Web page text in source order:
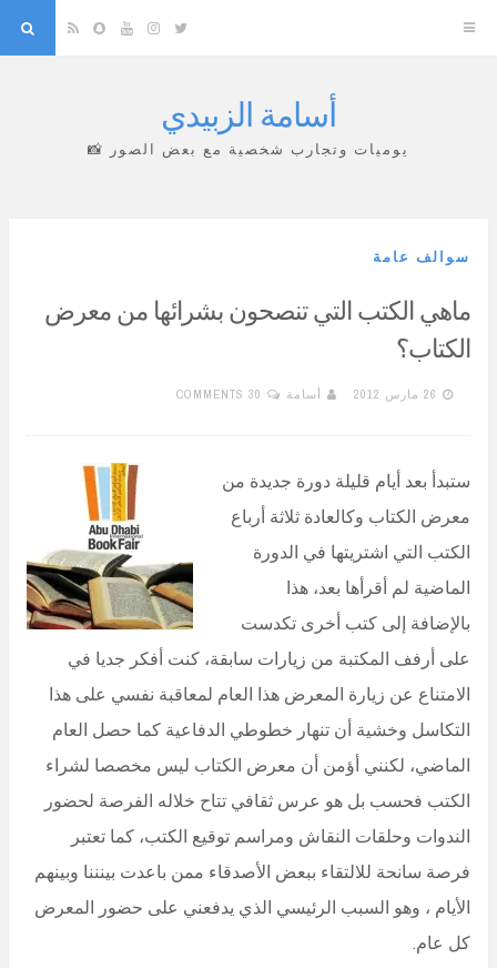
Twitter
Instagram
YouTube
Snapchat
RSS
أسامة الزبيدي
يوميات وتجارب شخصية مع بعض الصور 📸
سوالف عامة
ماهي الكتب التي تنصحون بشرائها من معرض
الكتاب؟
26 مارس 2012 أسامة 30 COMMENTS
ستبدأ بعد أيام قليلة دورة جديدة من
معرض الكتاب وكالعادة ثلاثة أرباع
الكتب التي اشتريتها في الدورة
الماضية لم أقرأها بعد، هذا
بالإضافة إلى كتب أخرى تكدست
على أرفف المكتبة من زيارات سابقة، كنت أفكر جديا في
الامتناع عن زيارة المعرض هذا العام لمعاقبة نفسي على هذا
التكاسل وخشية أن تنهار خطوطي الدفاعية كما حصل العام
الماضي، لكنني أؤمن أن معرض الكتاب ليس مخصصا لشراء
الكتب فحسب بل هو عرس ثقافي تتاح خلاله الفرصة لحضور
الندوات وحلقات النقاش ومراسم توقيع الكتب، كما تعتبر
فرصة سانحة للالتقاء ببعض الأصدقاء ممن باعدت بينننا وبينهم
الأيام ، وهو السبب الرئيسي الذي يدفعني على حضور المعرض
كل عام.